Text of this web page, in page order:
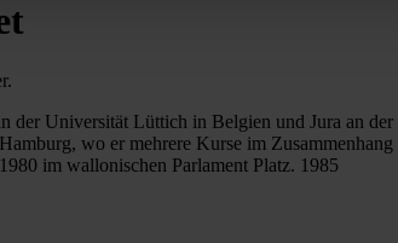
der Universität Lüttich in Belgien und Jura an
wo er mehrere Kurse im
im wallonischen Parlament Platz. 1985